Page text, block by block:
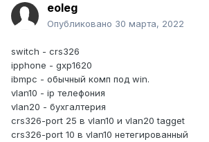
eoleg
Опубликовано 30 марта, 2022
switch - crs326
ipphone - gxp1620
ibmpc - обычный комп под win.
vlan10 - ip телефония
vlan20 - бухгалтерия
crs326-port 25 в vlan10 и vlan20 tagget
crs326-port 10 в vlan10 нетегированный